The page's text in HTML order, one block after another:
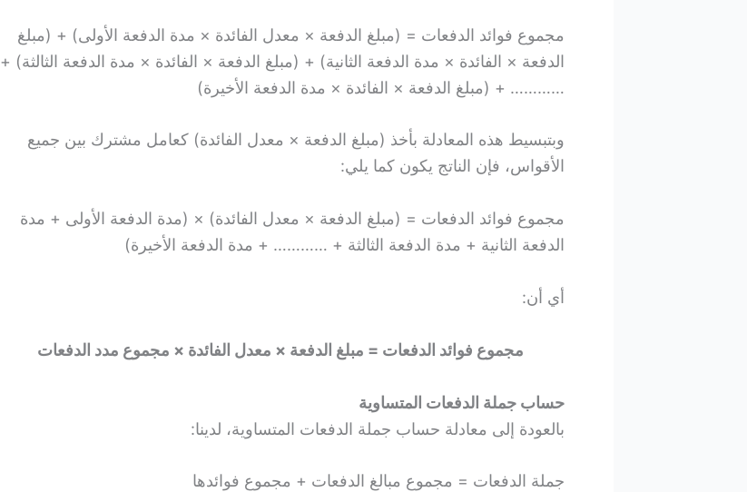
مجموع فوائد الدفعات = (مبلغ الدفعة × معدل الفائدة × مدة الدفعة الأولى) + (مبلغ
الدفعة × الفائدة × مدة الدفعة الثانية) + (مبلغ الدفعة × الفائدة × مدة الدفعة الثالثة) +
………… + (مبلغ الدفعة × الفائدة × مدة الدفعة الأخيرة)
وبتبسيط هذه المعادلة بأخذ (مبلغ الدفعة × معدل الفائدة) كعامل مشترك بين جميع
الأقواس، فإن الناتج يكون كما يلي:
مجموع فوائد الدفعات = (مبلغ الدفعة × معدل الفائدة) × (مدة الدفعة الأولى + مدة
الدفعة الثانية + مدة الدفعة الثالثة + ………… + مدة الدفعة الأخيرة)
أي أن:
مجموع فوائد الدفعات = مبلغ الدفعة × معدل الفائدة × مجموع مدد الدفعات
حساب جملة الدفعات المتساوية
بالعودة إلى معادلة حساب جملة الدفعات المتساوية، لدينا:
جملة الدفعات = مجموع مبالغ الدفعات + مجموع فوائدها